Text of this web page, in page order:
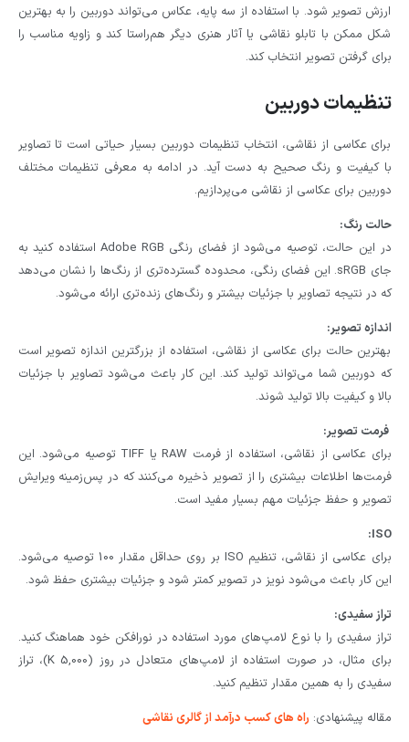
ارزش تصویر شود. با استفاده از سه پایه، عکاس می‌تواند دوربین را به بهترین
شکل ممکن با تابلو نقاشی یا آثار هنری دیگر هم‌راستا کند و زاویه مناسب را
برای گرفتن تصویر انتخاب کند.
تنظیمات دوربین
برای عکاسی از نقاشی، انتخاب تنظیمات دوربین بسیار حیاتی است تا تصاویر
با کیفیت و رنگ صحیح به دست آید. در ادامه به معرفی تنظیمات مختلف
دوربین برای عکاسی از نقاشی می‌پردازیم.
حالت رنگ:
در این حالت، توصیه می‌شود از فضای رنگی Adobe RGB استفاده کنید به
جای sRGB. این فضای رنگی، محدوده گسترده‌تری از رنگ‌ها را نشان می‌دهد
که در نتیجه تصاویر با جزئیات بیشتر و رنگ‌های زنده‌تری ارائه می‌شود.
اندازه تصویر:
بهترین حالت برای عکاسی از نقاشی، استفاده از بزرگترین اندازه تصویر است
که دوربین شما می‌تواند تولید کند. این کار باعث می‌شود تصاویر با جزئیات
بالا و کیفیت بالا تولید شوند.
فرمت تصویر:
برای عکاسی از نقاشی، استفاده از فرمت RAW یا TIFF توصیه می‌شود. این
فرمت‌ها اطلاعات بیشتری را از تصویر ذخیره می‌کنند که در پس‌زمینه ویرایش
تصویر و حفظ جزئیات مهم بسیار مفید است.
ISO:
برای عکاسی از نقاشی، تنظیم ISO بر روی حداقل مقدار 100 توصیه می‌شود.
این کار باعث می‌شود نویز در تصویر کمتر شود و جزئیات بیشتری حفظ شود.
تراز سفیدی:
تراز سفیدی را با نوع لامپ‌های مورد استفاده در نورافکن خود هماهنگ کنید.
برای مثال، در صورت استفاده از لامپ‌های متعادل در روز (5,000 K)، تراز
سفیدی را به همین مقدار تنظیم کنید.
مقاله پیشنهادی: راه های کسب درآمد از گالری نقاشی